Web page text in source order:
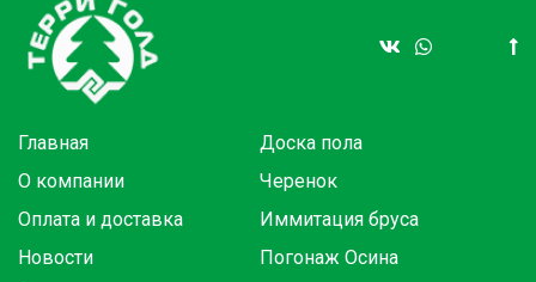
Главная
О компании
Оплата и доставка
Новости
Доска пола
Черенок
Иммитация бруса
Погонаж Осина